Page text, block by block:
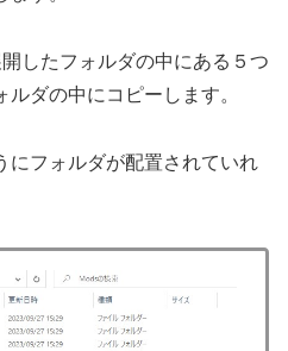
したフォルダの中にある５つ
ルダの中にコピーします。
にフォルダが配置されていれ